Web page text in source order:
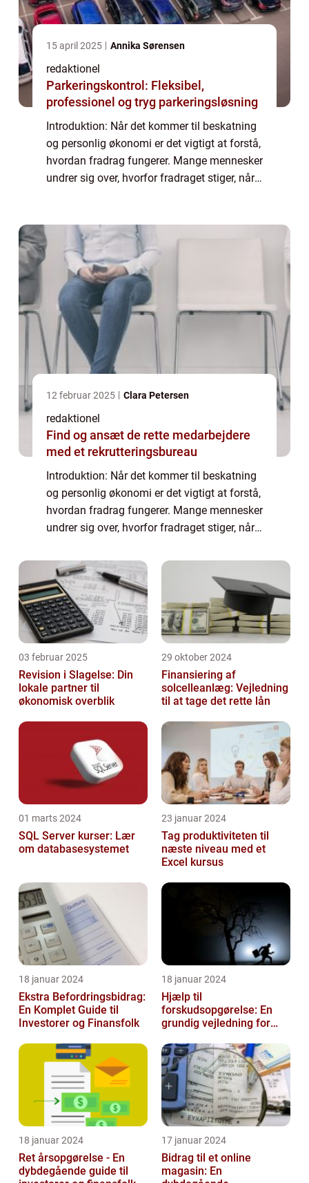
15 april 2025 Annika Sørensen
redaktionel
Parkeringskontrol: Fleksibel,
professionel og tryg parkeringsløsning
Introduktion: Når det kommer til beskatning
og personlig økonomi er det vigtigt at forstå,
hvordan fradrag fungerer. Mange mennesker
undrer sig over, hvorfor fradraget stiger, når
12 februar 2025 Clara Petersen
redaktionel
Find og ansæt de rette medarbejdere
med et rekrutteringsbureau
Introduktion: Når det kommer til beskatning
og personlig økonomi er det vigtigt at forstå,
hvordan fradrag fungerer. Mange mennesker
undrer sig over, hvorfor fradraget stiger, når
udforske dette spørgsmål og...
03 februar 2025
Revision i Slagelse: Din
lokale partner til
økonomisk overblik
29 oktober 2024
Finansiering af
solcelleanlæg: Vejledning
til at tage det rette lån
01 marts 2024
SQL Server kurser: Lær
om databasesystemet
23 januar 2024
Tag produktiviteten til
næste niveau med et
Excel kursus
18 januar 2024
Ekstra Befordringsbidrag:
En Komplet Guide til
Investorer og Finansfolk
18 januar 2024
Hjælp til
forskudsopgørelse: En
grundig vejledning for
18 januar 2024
Ret årsopgørelse - En
dybdegående guide til
17 januar 2024
Bidrag til et online
magasin: En